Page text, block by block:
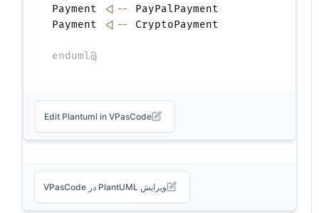
Payment <|--
PayPalPayment
Payment <|--
CryptoPayment
Edit Plantuml in VPasCode
ویرایش PlantUML در VPasCode